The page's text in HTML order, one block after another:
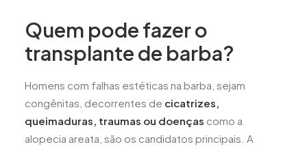
Quem pode fazer o
transplante de barba?
Homens com falhas estéticas na barba, sejam
congênitas, decorrentes de cicatrizes,
queimaduras, traumas ou doenças como a
alopecia areata, são os candidatos principais. A